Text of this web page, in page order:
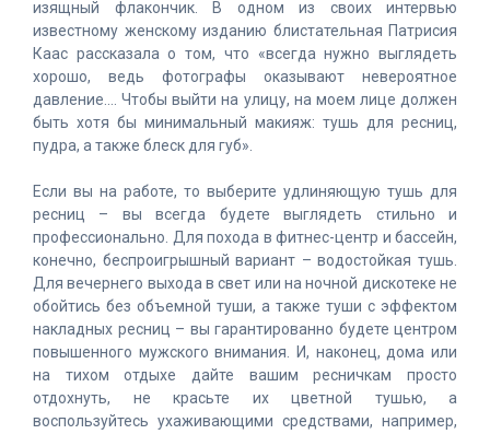
изящный флакончик. В одном из своих интервью
известному женскому изданию блистательная Патрисия
Каас рассказала о том, что «всегда нужно выглядеть
хорошо, ведь фотографы оказывают невероятное
давление.… Чтобы выйти на улицу, на моем лице должен
быть хотя бы минимальный макияж: тушь для ресниц,
пудра, а также блеск для губ».
Если вы на работе, то выберите удлиняющую тушь для
ресниц – вы всегда будете выглядеть стильно и
профессионально. Для похода в фитнес-центр и бассейн,
конечно, беспроигрышный вариант – водостойкая тушь.
Для вечернего выхода в свет или на ночной дискотеке не
обойтись без объемной туши, а также туши с эффектом
накладных ресниц – вы гарантированно будете центром
повышенного мужского внимания. И, наконец, дома или
на тихом отдыхе дайте вашим ресничкам просто
отдохнуть, не красьте их цветной тушью, а
воспользуйтесь ухаживающими средствами, например,